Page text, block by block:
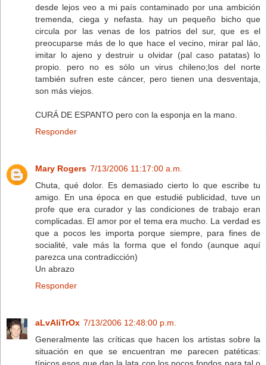
desde lejos veo a mi país contaminado por una ambición
tremenda, ciega y nefasta. hay un pequeño bicho que
circula por las venas de los patrios del sur, que es el
preocuparse más de lo que hace el vecino, mirar pal láo,
imitar lo ajeno y destruir u olvidar (pal caso patatas) lo
propio. pero no es sólo un virus chileno;los del norte
también sufren este cáncer, pero tienen una desventaja,
son más viejos.
CURÁ DE ESPANTO pero con la esponja en la mano.
Responder
Mary Rogers 7/13/2006 11:17:00 a.m.
Chuta, qué dolor. Es demasiado cierto lo que escribe tu
amigo. En una época en que estudié publicidad, tuve un
profe que era curador y las condiciones de trabajo eran
complicadas. El amor por el tema era mucho. La verdad es
que a pocos les importa porque siempre, para fines de
socialité, vale más la forma que el fondo (aunque aquí
parezca una contradicción)
Un abrazo
Responder
aLvAliTrOx 7/13/2006 12:48:00 p.m.
Generalmente las críticas que hacen los artistas sobre la
situación en que se encuentran me parecen patéticas:
típicos esos que dan la lata con los pocos fondos para tal o